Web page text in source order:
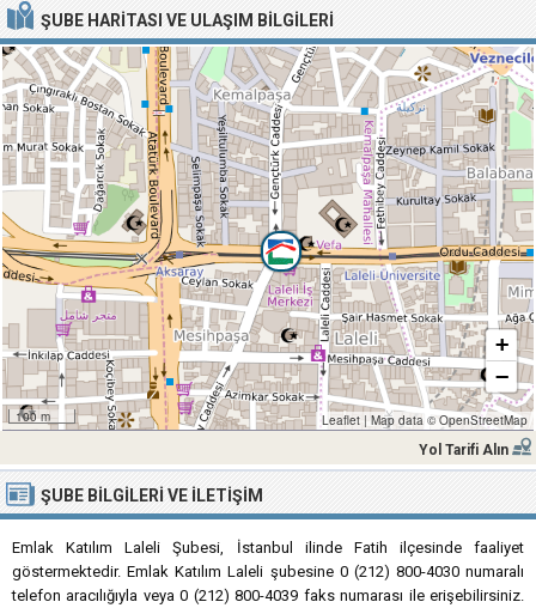
ŞUBE HARITASI VE ULAŞIM BILGILERI
100 m
+
−
Leaflet | Map data ©OpenStreetMap
Yol Tarifi Alın
ŞUBE BILGILERI VE İLETIŞIM
Emlak Katılım Laleli Şubesi, İstanbul ilinde Fatih ilçesinde faaliyet
göstermektedir. Emlak Katılım Laleli şubesine 0 (212) 800-4030 numaralı
telefon aracılığıyla veya 0 (212) 800-4039 faks numarası ile erişebilirsiniz.